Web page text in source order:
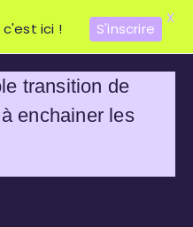
transition de
enchainer les
c'est ici ! S'inscrire
X